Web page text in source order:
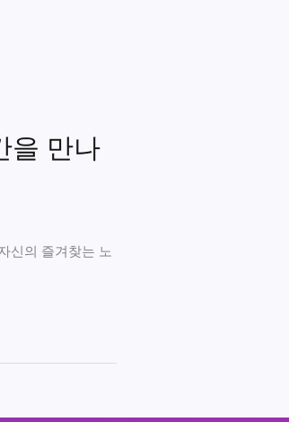
을 만나
신의 즐겨찾는 노